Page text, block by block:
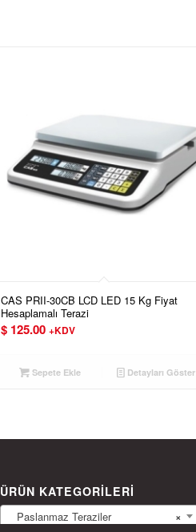
CAS PRII-30CB LCD LED 15 Kg Fiyat
Hesaplamalı Terazi
$125.00 +KDV
Sepete Ekle Detayları Göster
ÜRÜN KATEGORILERI
×
Paslanmaz Teraziler